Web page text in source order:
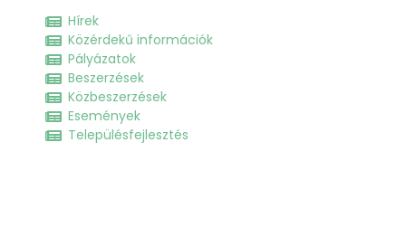
Hírek
Közérdekű információk
Pályázatok
Beszerzések
Közbeszerzések
Események
Településfejlesztés